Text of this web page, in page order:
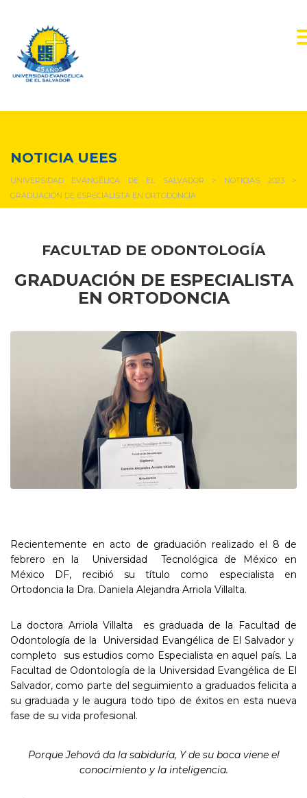
NOTICIA UEES
UNIVERSIDAD EVANGÉLICA DE EL SALVADOR > NOTICIAS 2023>
GRADUACIÓN DE ESPECIALISTA EN ORTODONCIA
FACULTAD DE ODONTOLOGÍA
GRADUACIÓN DE ESPECIALISTA
EN ORTODONCIA
Recientemente en acto de graduación realizado el 8 de
febrero en la Universidad Tecnológica de México en
México DF, recibió su título como especialista en
Ortodoncia la Dra. Daniela Alejandra Arriola Villalta.
La doctora Arriola Villalta es graduada de la Facultad de
Odontología de la Universidad Evangélica de El Salvador y
completo sus estudios como Especialista en aquel país. La
Facultad de Odontología de la Universidad Evangélica de El
Salvador, como parte del seguimiento a graduados felicita a
su graduada y le augura todo tipo de éxitos en esta nueva
fase de su vida profesional.
Porque Jehová da la sabiduría, Y de su boca viene el
conocimiento y la inteligencia.